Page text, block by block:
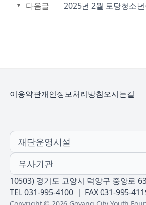
다음글 2025년 2월 토당청소
10503) 경기도 고양시 덕양구 중앙로
TEL 031-995-4100 ｜ FAX 031-995-
이용약관개인정보처리방침오시는길
재단운영시설
유사기관